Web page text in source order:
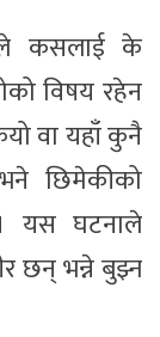
कसलाई के
विषय रहेन
वा यहाँ कुनै
छिमेकीको
। यस घटनाले
छन् भन्ने बुझ्न